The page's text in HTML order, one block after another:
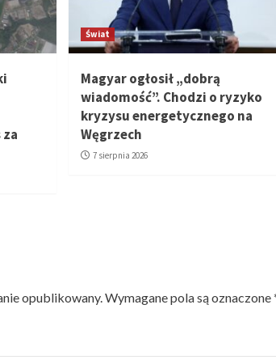
Świat
Magyar ogłosił „dobrą
wiadomość”. Chodzi o ryzyko
kryzysu energetycznego na
Węgrzech
7 sierpnia 2026
opublikowany.Wymagane pola są oznaczone